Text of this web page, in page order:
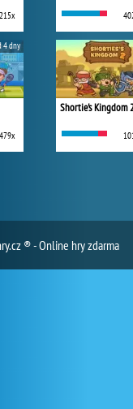
215x
479x
4 dny
Shortie's Kingdom
® - Online hry zdarma